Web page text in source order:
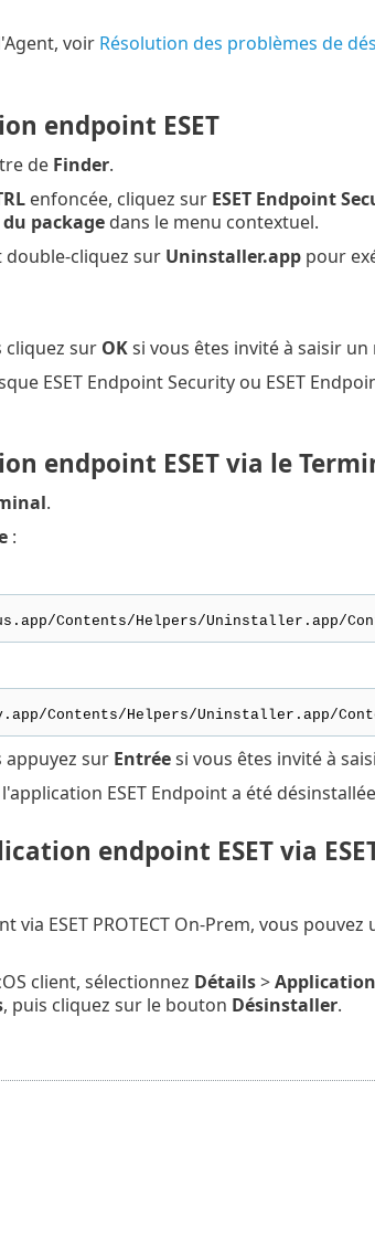
voir Résolution des problèmes de
endpoint ESET
de Finder.
enfoncée, cliquez sur ESET Endpoint
packagedans le menu contextuel.
cliquez sur Uninstaller.apppour
cliquez sur OKsi vous êtes invité à saisir un
ESET Endpoint Security ou ESET
endpoint ESET via le
.
:
Contents/Helpers/Uninstaller.app/
Contents/Helpers/Uninstaller.app/
appuyez sur Entréesi vous êtes invité à
ESET Endpoint a été
endpoint ESET via ESET
ESET PROTECT On-Prem, vous
client, sélectionnez Détails>
, puis cliquez sur le bouton Désinstaller.